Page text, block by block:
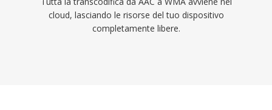
cloud, lasciando le risorse del tuo dispositivo
completamente libere.